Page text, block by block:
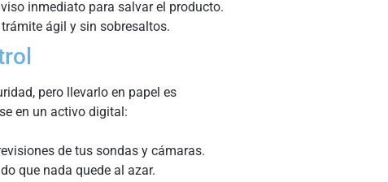
inmediato para salvar el producto.
ágil y sin sobresaltos.
pero llevarlo en papel es
en un activo digital:
de tus sondas y cámaras.
que nada quede al azar.